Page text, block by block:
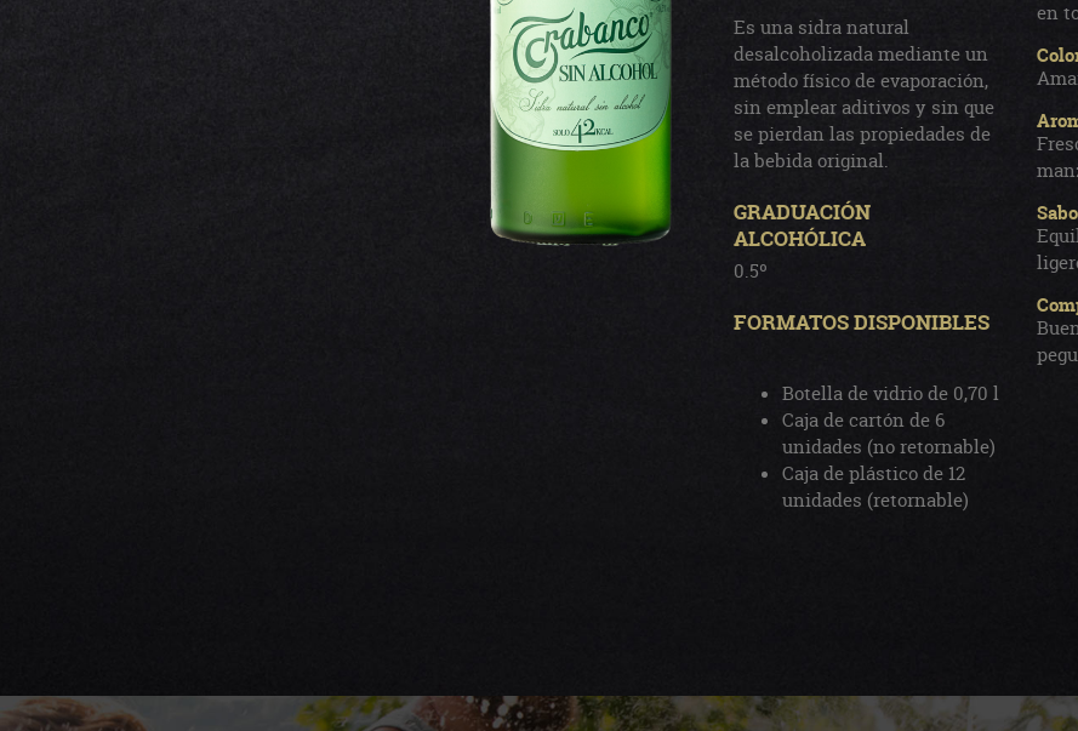
Es una sidra natural
desalcoholizada mediante un
método físico de evaporación,
sin emplear aditivos y sin que
se pierdan las propiedades de
la bebida original.
GRADUACIÓN
ALCOHÓLICA
0.5º
FORMATOS DISPONIBLES
Botella de vidrio de 0,70 l
Caja de cartón de 6
unidades (no retornable)
Caja de plástico de 12
unidades (retornable)
en